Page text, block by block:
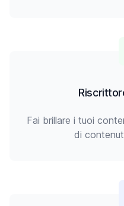
Fai brillare i tuoi
di